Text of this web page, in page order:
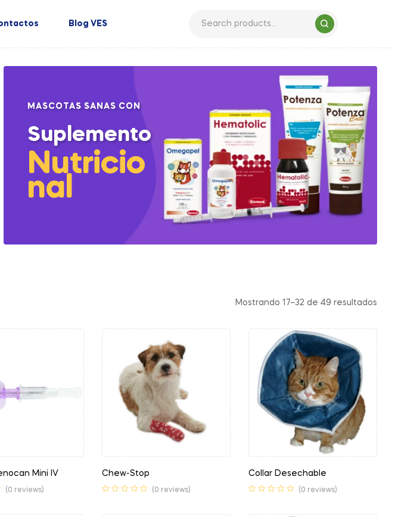
Blog VES
MASCOTAS SANAS CON
Suplemento
Nutricio
nal
Mostrando 17–32 de 49 resultados
Mini IV
(0 reviews)
Chew-Stop
(0 reviews)
Collar Desechable
(0 reviews)